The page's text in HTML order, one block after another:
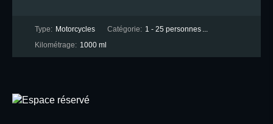
Type: Motorcycles Catégorie: 1 - 25 personnes
Kilométrage: 1000 ml